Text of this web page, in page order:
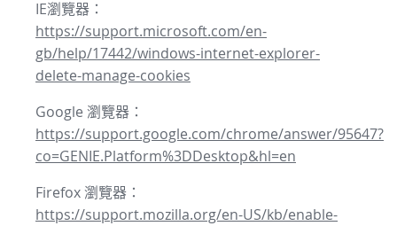
IE瀏覽器：
https://support.microsoft.com/en-
gb/help/17442/windows-internet-explorer-
delete-manage-cookies
Google 瀏覽器：
https://support.google.com/chrome/answer/95647?
co=GENIE.Platform%3DDesktop&hl=en
Firefox 瀏覽器：
https://support.mozilla.org/en-US/kb/enable-